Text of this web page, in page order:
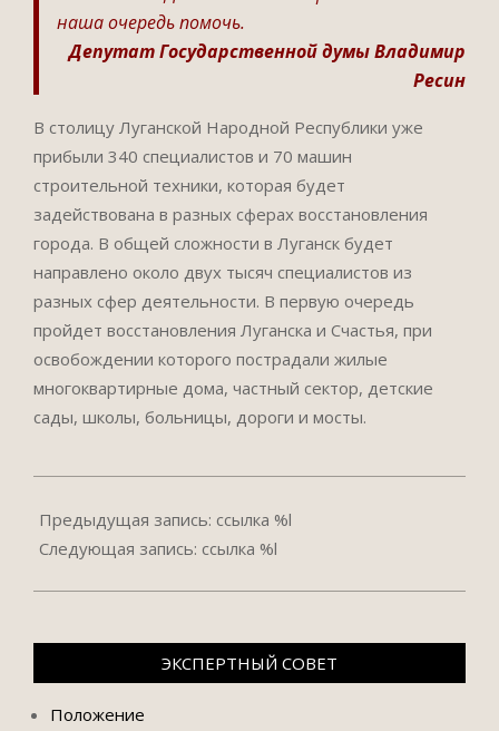
наша очередь помочь.
Депутат Государственной думы Владимир
Ресин
В столицу Луганской Народной Республики уже
прибыли 340 специалистов и 70 машин
строительной техники, которая будет
задействована в разных сферах восстановления
города. В общей сложности в Луганск будет
направлено около двух тысяч специалистов из
разных сфер деятельности. В первую очередь
пройдет восстановления Луганска и Счастья, при
освобождении которого пострадали жилые
многоквартирные дома, частный сектор, детские
сады, школы, больницы, дороги и мосты.
06-
05
Предыдущая запись: ссылка %l
Следующая запись: ссылка %l
ЭКСПЕРТНЫЙ СОВЕТ
Положение